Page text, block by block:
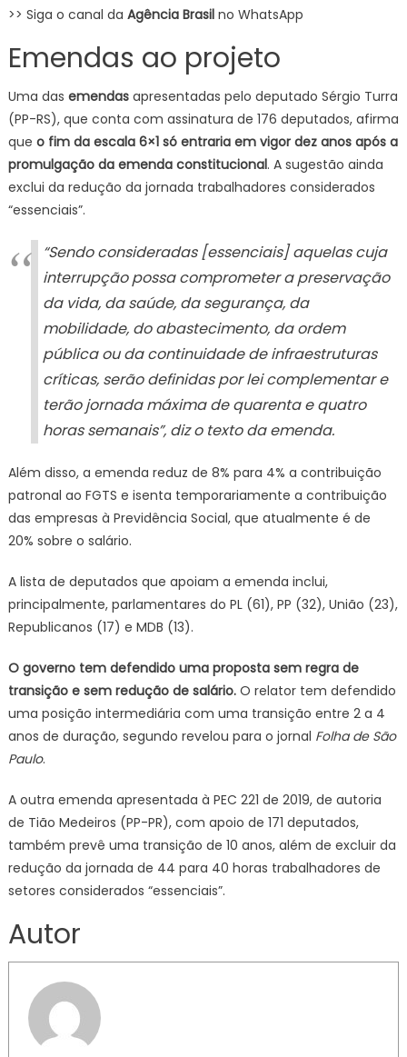
>> Siga o canal da Agência Brasil no WhatsApp
Emendas ao projeto
Uma das emendas apresentadas pelo deputado Sérgio Turra
(PP-RS), que conta com assinatura de 176 deputados, afirma
que o fim da escala 6×1 só entraria em vigor dez anos após a
promulgação da emenda constitucional. A sugestão ainda
exclui da redução da jornada trabalhadores considerados
“essenciais”.
“Sendo consideradas [essenciais] aquelas cuja
interrupção possa comprometer a preservação
da vida, da saúde, da segurança, da
mobilidade, do abastecimento, da ordem
pública ou da continuidade de infraestruturas
críticas, serão definidas por lei complementar e
terão jornada máxima de quarenta e quatro
horas semanais”, diz o texto da emenda.
Além disso, a emenda reduz de 8% para 4% a contribuição
patronal ao FGTS e isenta temporariamente a contribuição
das empresas à Previdência Social, que atualmente é de
20% sobre o salário.
A lista de deputados que apoiam a emenda inclui,
principalmente, parlamentares do PL (61), PP (32), União (23),
Republicanos (17) e MDB (13).
O governo tem defendido uma proposta sem regra de
transição e sem redução de salário.O relator tem defendido
uma posição intermediária com uma transição entre 2 a 4
anos de duração, segundo revelou para o jornal Folha de São
Paulo.
A outra emenda apresentada à PEC 221 de 2019, de autoria
de Tião Medeiros (PP-PR), com apoio de 171 deputados,
também prevê uma transição de 10 anos, além de excluir da
redução da jornada de 44 para 40 horas trabalhadores de
setores considerados “essenciais”.
Autor